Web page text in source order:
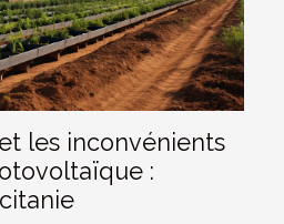
les inconvénients
: